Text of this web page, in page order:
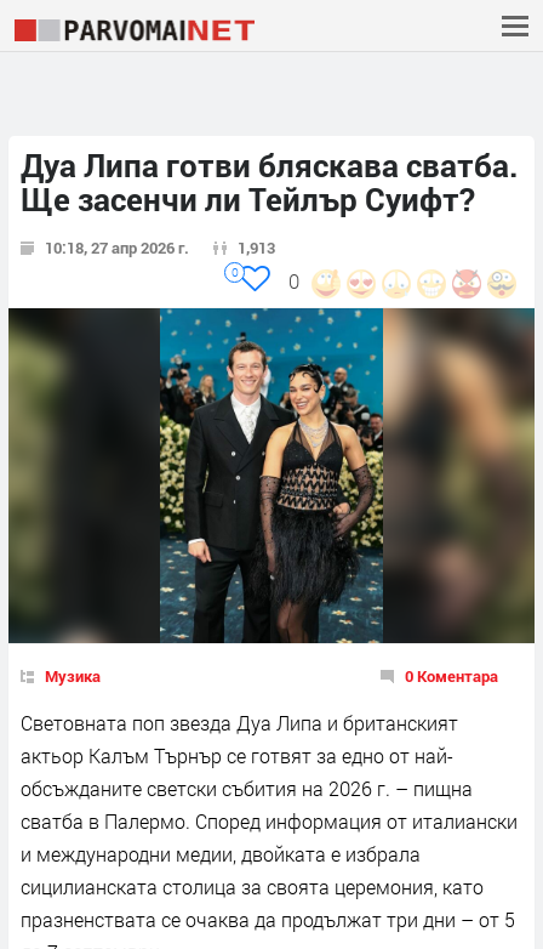
Дуа Липа готви бляскава сватба.
Ще засенчи ли Тейлър Суифт?
10:18, 27 апр 2026 г. 1,913
0
0
Музика 0 Коментара
Световната поп звезда Дуа Липа и британският
актьор Калъм Търнър се готвят за едно от най-
обсъжданите светски събития на 2026 г. – пищна
сватба в Палермо. Според информация от италиански
и международни медии, двойката е избрала
сицилианската столица за своята церемония, като
празненствата се очаква да продължат три дни – от 5